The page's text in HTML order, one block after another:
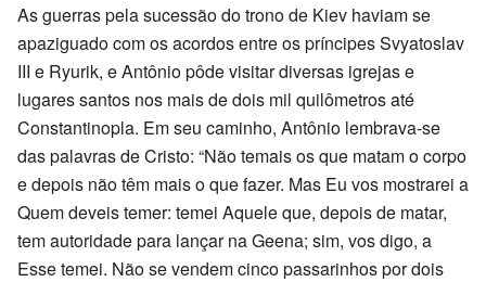
As guerras pela sucessão do trono de Kiev haviam se
apaziguado com os acordos entre os príncipes Svyatoslav
III e Ryurik, e Antônio pôde visitar diversas igrejas e
lugares santos nos mais de dois mil quilômetros até
Constantinopla. Em seu caminho, Antônio lembrava-se
das palavras de Cristo: “Não temais os que matam o corpo
e depois não têm mais o que fazer. Mas Eu vos mostrarei a
Quem deveis temer: temei Aquele que, depois de matar,
tem autoridade para lançar na Geena; sim, vos digo, a
Esse temei. Não se vendem cinco passarinhos por dois